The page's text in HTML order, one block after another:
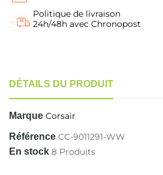
Politique de livraison
24h/48h avec Chronopost
DÉTAILS DU PRODUIT
Marque Corsair
Référence CC-9011291-WW
En stock 8 Produits